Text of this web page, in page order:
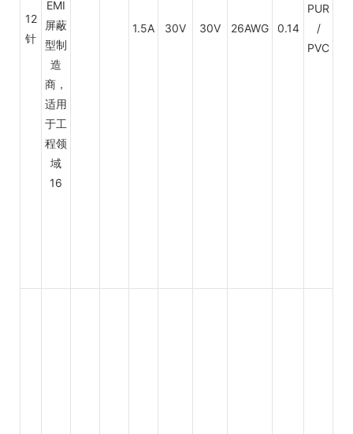
12
针
1.5A 30V 30V 26AWG 0.14
PUR
/
PVC